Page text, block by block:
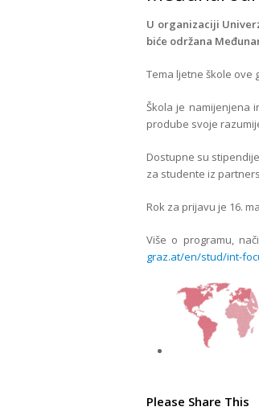
U organizaciji
biće održana
Tema ljetne škole ove
Škola je namijenjena
prodube svoje
Dostupne su
za studente iz
Rok za prijavu je 16.
Više o programu,
graz.at/en/stud/int-
Please Share This